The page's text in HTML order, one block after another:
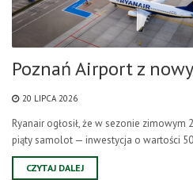
Poznań Airport z
20 LIPCA 2026
Ryanair ogłosił, że w sezonie zimowym
piąty samolot — inwestycja o wartości
CZYTAJ DALEJ